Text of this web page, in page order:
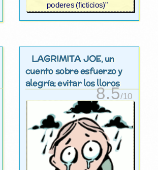
poderes (ficticios)"
LAGRIMITA JOE, un
cuento sobre esfuerzo y
alegría; evitar los lloros
8.5/10